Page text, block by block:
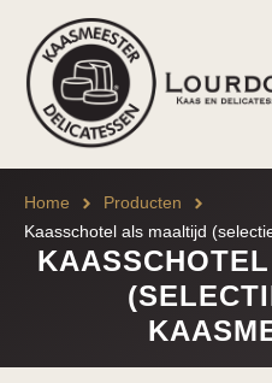
Home
Producten
Kaasschotel als maaltijd